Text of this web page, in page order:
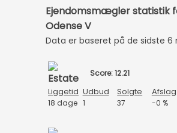
Ejendomsmægler statistik
Odense V
Data er baseret på de sidste 6
Score: 12.21
Liggetid Udbud Solgte Afslag
18 dage 1 37 -0 %